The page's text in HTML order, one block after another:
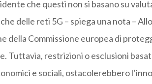
che questi non si basano su
delle reti 5G – spiega una nota –
della Commissione europea di
Tuttavia, restrizioni o esclusioni
e sociali, ostacolerebbero